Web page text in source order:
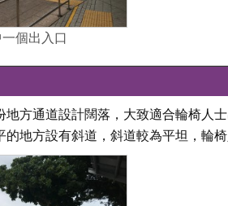
個出入口
地方通道設計闊落，大致適合輪椅人士
的地方設有斜道，斜道較為平坦，輪